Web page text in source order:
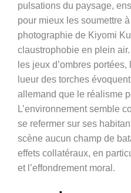
pulsations du paysage,
pour mieux les soumettre
photographie de Kiyomi
claustrophobie en plein
les jeux d’ombres
lueur des torches
allemand que le réalisme
L’environnement semble
se refermer sur ses
scène aucun champ de
effets collatéraux, en
et l’effondrement moral.